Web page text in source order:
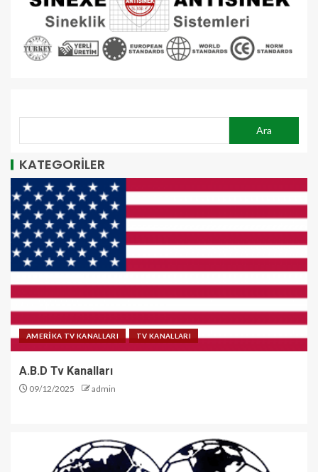
Ara
KATEGORİLER
AMERİKA TV KANALLARI TV KANALLARI
A.B.D Tv Kanalları
09/12/2025 admin